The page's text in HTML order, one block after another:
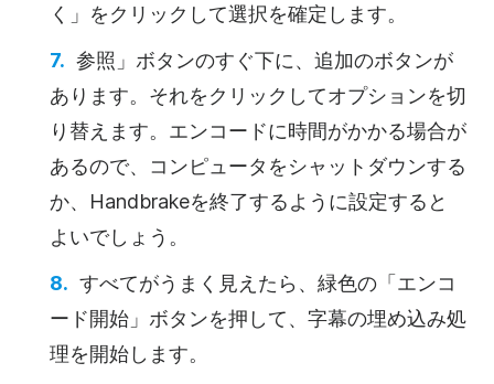
く」をクリックして選択を確定します。
参照」ボタンのすぐ下に、追加のボタンが
あります。それをクリックしてオプションを切
り替えます。エンコードに時間がかかる場合が
あるので、コンピュータをシャットダウンする
か、Handbrakeを終了するように設定すると
よいでしょう。
すべてがうまく見えたら、緑色の「エンコ
ード開始」ボタンを押して、字幕の埋め込み処
理を開始します。